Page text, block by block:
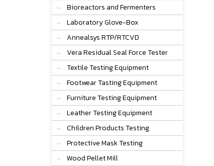
Bioreactors and Fermenters
Laboratory Glove-Box
Annealsys RTP/RTCVD
Vera Residual Seal Force Tester
Textile Testing Equipment
Footwear Tasting Equipment
Furniture Testing Equipment
Leather Testing Equipment
Children Products Testing
Protective Mask Testing
Wood Pellet Mill